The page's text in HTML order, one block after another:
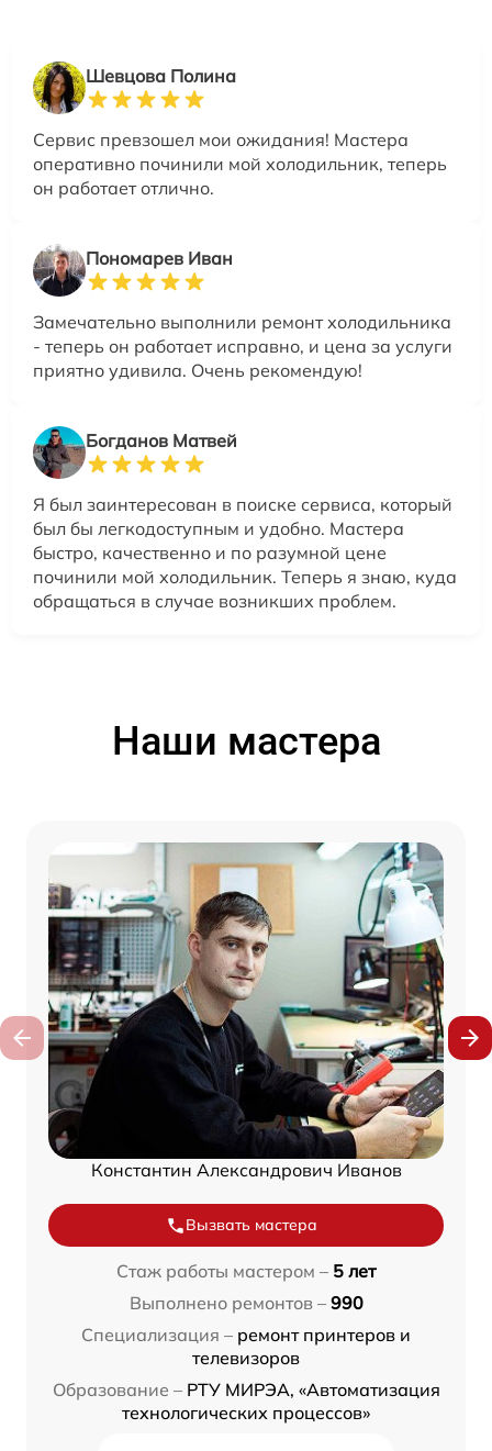
Шевцова Полина
Сервис превзошел мои ожидания! Мастера
оперативно починили мой холодильник, теперь
он работает отлично.
Пономарев Иван
Замечательно выполнили ремонт холодильника
- теперь он работает исправно, и цена за услуги
приятно удивила. Очень рекомендую!
Богданов Матвей
Я был заинтересован в поиске сервиса, который
был бы легкодоступным и удобно. Мастера
быстро, качественно и по разумной цене
починили мой холодильник. Теперь я знаю, куда
обращаться в случае возникших проблем.
Наши мастера
Константин Александрович Иванов
Вызвать мастера
Стаж работы мастером – 5 лет
Выполнено ремонтов – 990
Специализация – ремонт принтеров и
телевизоров
Образование – РТУ МИРЭА, «Автоматизация
технологических процессов»